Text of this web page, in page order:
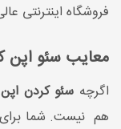
فروشگاه اینترنتی
معایب سئو اپن
اگرچه سئو کردن
هم نیست. شما برای